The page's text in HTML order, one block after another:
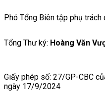
Phó Tổng Biên tập phụ trách
Tổng Thư ký: Hoàng Văn
Giấy phép số: 27/GP-CBC
ngày 17/9/2024